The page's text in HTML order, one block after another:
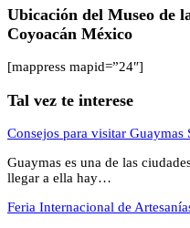
Ubicación del Museo de
Coyoacán México
[mappress mapid=”24″]
Tal vez te interese
Consejos para visitar Guaymas
Guaymas es una de las
llegar a ella hay…
Feria Internacional de